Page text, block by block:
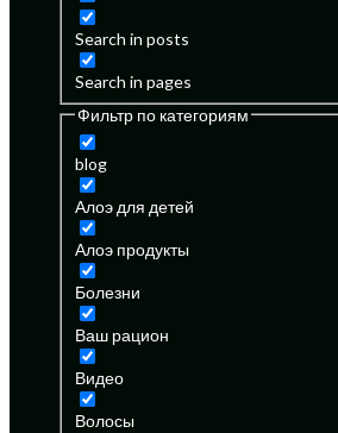
Search in posts
Search in pages
Фильтр по категориям
blog
Алоэ для детей
Алоэ продукты
Болезни
Ваш рацион
Видео
Волосы